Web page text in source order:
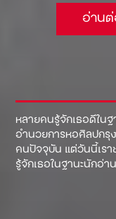
หลายคนรู้จักเธอดีในฐ
อำนวยการหอศิลปกรุ
คนปัจจุบัน แต่วันนี้เรา
รู้จักเธอในฐานะนักอ่า
อ่าน